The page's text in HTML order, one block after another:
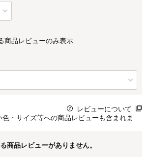
商品レビューのみ表示
レビューについて
・サイズ等への商品レビューも含まれま
商品レビューがありません。